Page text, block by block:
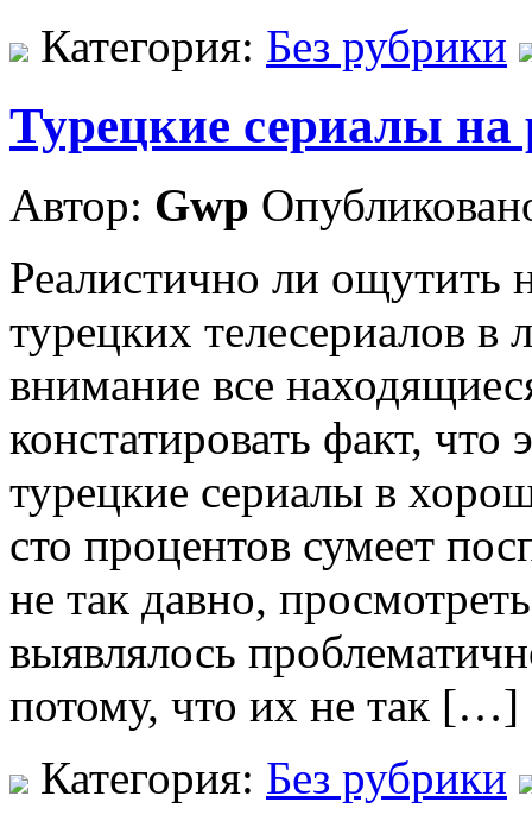
Категория: Без рубрики
Турецкие сериалы на
Автор: Gwp
Реалистично ли ощутить
турецких телесериалов
внимание все
констатировать факт, что
турецкие сериалы в
сто процентов сумеет
не так давно,
выявлялось
потому, что их не так […]
Категория: Без рубрики